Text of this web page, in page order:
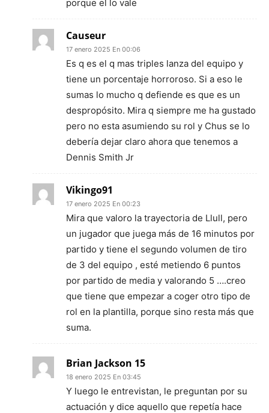
porque el lo vale
Causeur
17 enero 2025 En 00:06
Es q es el q mas triples lanza del equipo y
tiene un porcentaje horroroso. Si a eso le
sumas lo mucho q defiende es que es un
despropósito. Mira q siempre me ha gustado
pero no esta asumiendo su rol y Chus se lo
debería dejar claro ahora que tenemos a
Dennis Smith Jr
Vikingo91
17 enero 2025 En 00:23
Mira que valoro la trayectoria de Llull, pero
un jugador que juega más de 16 minutos por
partido y tiene el segundo volumen de tiro
de 3 del equipo , esté metiendo 6 puntos
por partido de media y valorando 5 ….creo
que tiene que empezar a coger otro tipo de
rol en la plantilla, porque sino resta más que
suma.
Brian Jackson 15
18 enero 2025 En 03:45
Y luego le entrevistan, le preguntan por su
actuación y dice aquello que repetía hace